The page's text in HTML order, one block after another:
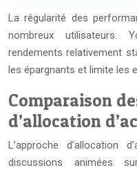
La régularité des
nombreux utilisateurs.
rendements relativement
les épargnants et limite les
Comparaison
d’allocation
L’approche d’allocation
discussions animées